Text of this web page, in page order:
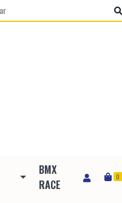
BMX
RACE
0